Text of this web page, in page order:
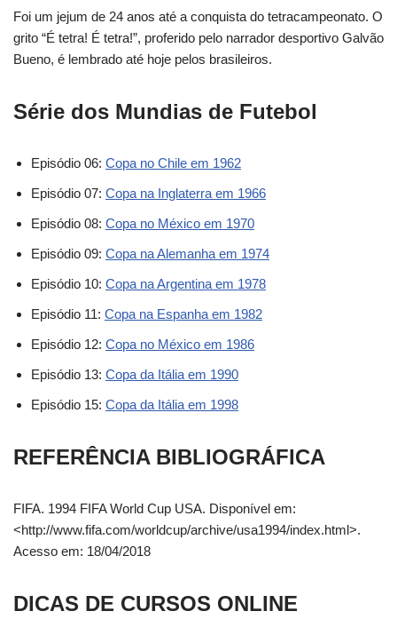
Foi um jejum de 24 anos até a conquista do tetracampeonato. O
grito “É tetra! É tetra!”, proferido pelo narrador desportivo Galvão
Bueno, é lembrado até hoje pelos brasileiros.
Série dos Mundias de Futebol
Episódio 06: Copa no Chile em 1962
Episódio 07: Copa na Inglaterra em 1966
Episódio 08: Copa no México em 1970
Episódio 09: Copa na Alemanha em 1974
Episódio 10: Copa na Argentina em 1978
Episódio 11: Copa na Espanha em 1982
Episódio 12: Copa no México em 1986
Episódio 13: Copa da Itália em 1990
Episódio 15: Copa da Itália em 1998
REFERÊNCIA BIBLIOGRÁFICA
FIFA. 1994 FIFA World Cup USA. Disponível em:
<http://www.fifa.com/worldcup/archive/usa1994/index.html>.
Acesso em: 18/04/2018
DICAS DE CURSOS ONLINE